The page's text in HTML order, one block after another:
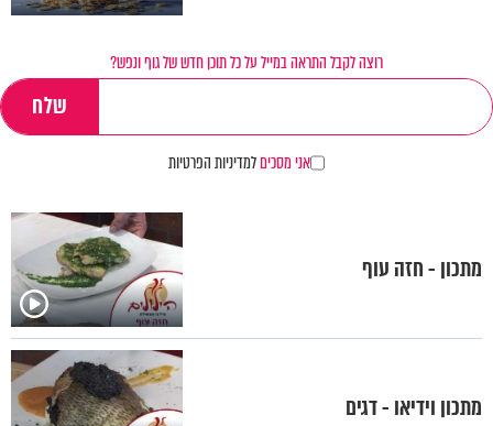
רוצה לקבל התראה במייל על כל תוכן חדש של גוף ונפש?
אני מסכיםלמדיניות הפרטיות
מתכון - חזה עוף
מתכון וידיאו - דגים